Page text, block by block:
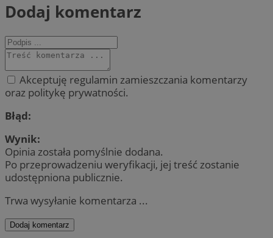
Dodaj komentarz
Akceptuję regulamin zamieszczania komentarzy
oraz politykę prywatności.
Błąd:
Wynik:
Opinia została pomyślnie dodana.
Po przeprowadzeniu weryfikacji, jej treść zostanie
udostępniona publicznie.
Trwa wysyłanie komentarza ...
Dodaj komentarz